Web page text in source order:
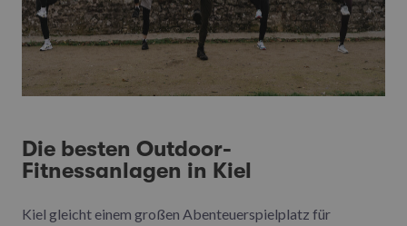
Die besten Outdoor-
Fitnessanlagen in Kiel
Kiel gleicht einem großen Abenteuerspielplatz für